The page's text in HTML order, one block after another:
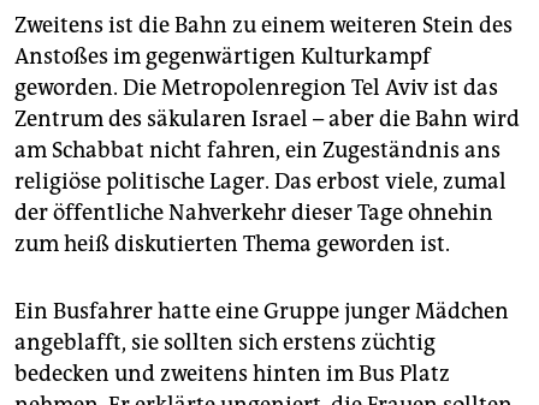
Zweitens ist die Bahn zu einem weiteren Stein des
Anstoßes im gegenwärtigen Kulturkampf
geworden. Die Metropolenregion Tel Aviv ist das
Zentrum des säkularen Israel ­– aber die Bahn wird
am Schabbat nicht fahren, ein Zugeständnis ans
religiöse politische Lager. Das erbost viele, zumal
der öffentliche Nahverkehr dieser Tage ohnehin
zum heiß diskutierten Thema geworden ist.
Ein Busfahrer hatte eine Gruppe junger Mädchen
angeblafft, sie sollten sich erstens züchtig
bedecken und zweitens hinten im Bus Platz